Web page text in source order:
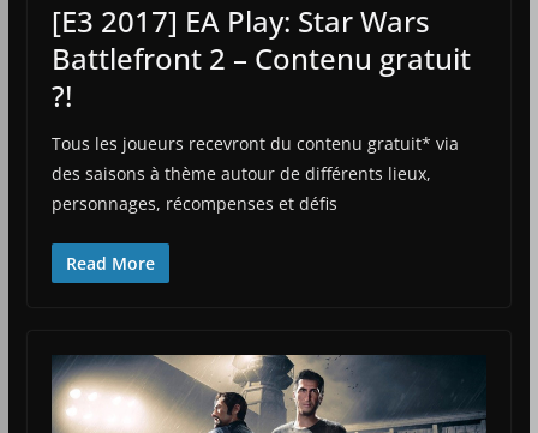
[E3 2017] EA Play: Star Wars
Battlefront 2 – Contenu gratuit
?!
Tous les joueurs recevront du contenu gratuit* via
des saisons à thème autour de différents lieux,
personnages, récompenses et défis
Read More